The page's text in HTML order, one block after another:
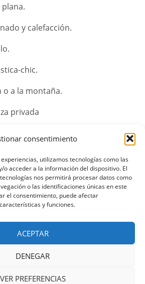
consentimiento
utilizamos tecnologías como las
o acceder a la información del dispositivo. El
nos permitirá procesar datos como
o las identificaciones únicas en este
el consentimiento, puede afectar
y funciones.
ACEPTAR
DENEGAR
VER PREFERENCIAS
y calefacción.
chic.
o a la montaña.
privada